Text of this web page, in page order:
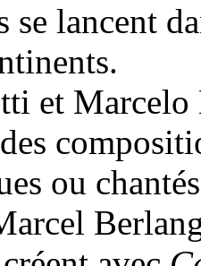
se lancent
et
ou